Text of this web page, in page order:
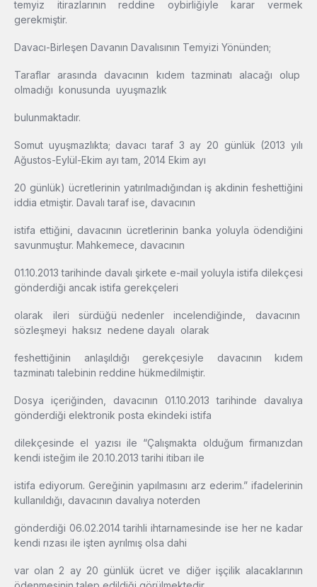
temyiz itirazlarının reddine oybirliğiyle karar vermek
gerekmiştir.
Davacı-Birleşen Davanın Davalısının Temyizi Yönünden;
Taraflar arasında davacının kıdem tazminatı alacağı olup
olmadığı konusunda uyuşmazlık
bulunmaktadır.
Somut uyuşmazlıkta; davacı taraf 3 ay 20 günlük (2013 yılı
Ağustos-Eylül-Ekim ayı tam, 2014 Ekim ayı
20 günlük) ücretlerinin yatırılmadığından iş akdinin feshettiğini
iddia etmiştir. Davalı taraf ise, davacının
istifa ettiğini, davacının ücretlerinin banka yoluyla ödendiğini
savunmuştur. Mahkemece, davacının
01.10.2013 tarihinde davalı şirkete e-mail yoluyla istifa dilekçesi
gönderdiği ancak istifa gerekçeleri
olarak ileri sürdüğü nedenler incelendiğinde, davacının
sözleşmeyi haksız nedene dayalı olarak
feshettiğinin anlaşıldığı gerekçesiyle davacının kıdem
tazminatı talebinin reddine hükmedilmiştir.
Dosya içeriğinden, davacının 01.10.2013 tarihinde davalıya
gönderdiği elektronik posta ekindeki istifa
dilekçesinde el yazısı ile “Çalışmakta olduğum firmanızdan
kendi isteğim ile 20.10.2013 tarihi itibarı ile
istifa ediyorum. Gereğinin yapılmasını arz ederim.” ifadelerinin
kullanıldığı, davacının davalıya noterden
gönderdiği 06.02.2014 tarihli ihtarnamesinde ise her ne kadar
kendi rızası ile işten ayrılmış olsa dahi
var olan 2 ay 20 günlük ücret ve diğer işçilik alacaklarının